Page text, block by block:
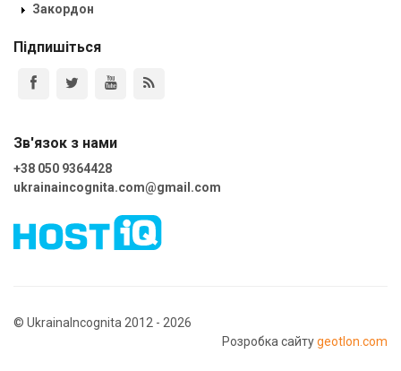
Закордон
Підпишіться
Зв'язок з нами
+38 050 9364428
ukrainaincognita.com@gmail.com
© UkrainaIncognita 2012 - 2026
Розробка сайтуgeotlon.com